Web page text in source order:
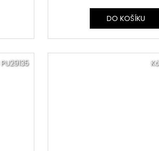
DO KOŠÍKU
PU29135